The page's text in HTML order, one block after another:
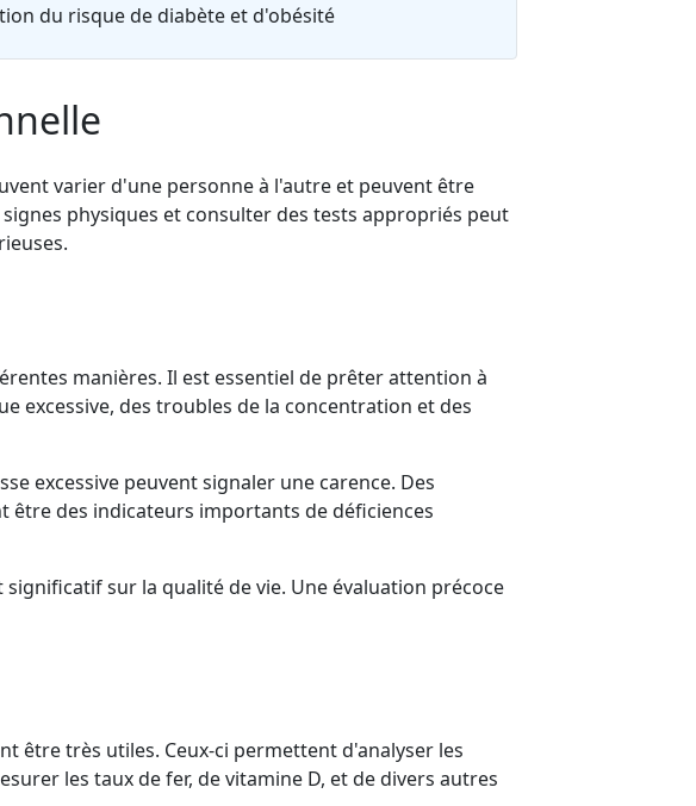
du risque de diabète et d'obésité
varier d'une personne à l'autre et peuvent être
physiques et consulter des tests appropriés peut
manières. Il est essentiel de prêter attention à
excessive, des troubles de la concentration et des
excessive peuvent signaler une carence. Des
être des indicateurs importants de déficiences
sur la qualité de vie. Une évaluation précoce
être très utiles. Ceux-ci permettent d'analyser les
les taux de fer, de vitamine D, et de divers autres